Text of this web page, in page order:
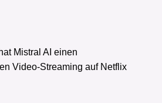
Mistral AI einen
Video-Streaming auf Netflix